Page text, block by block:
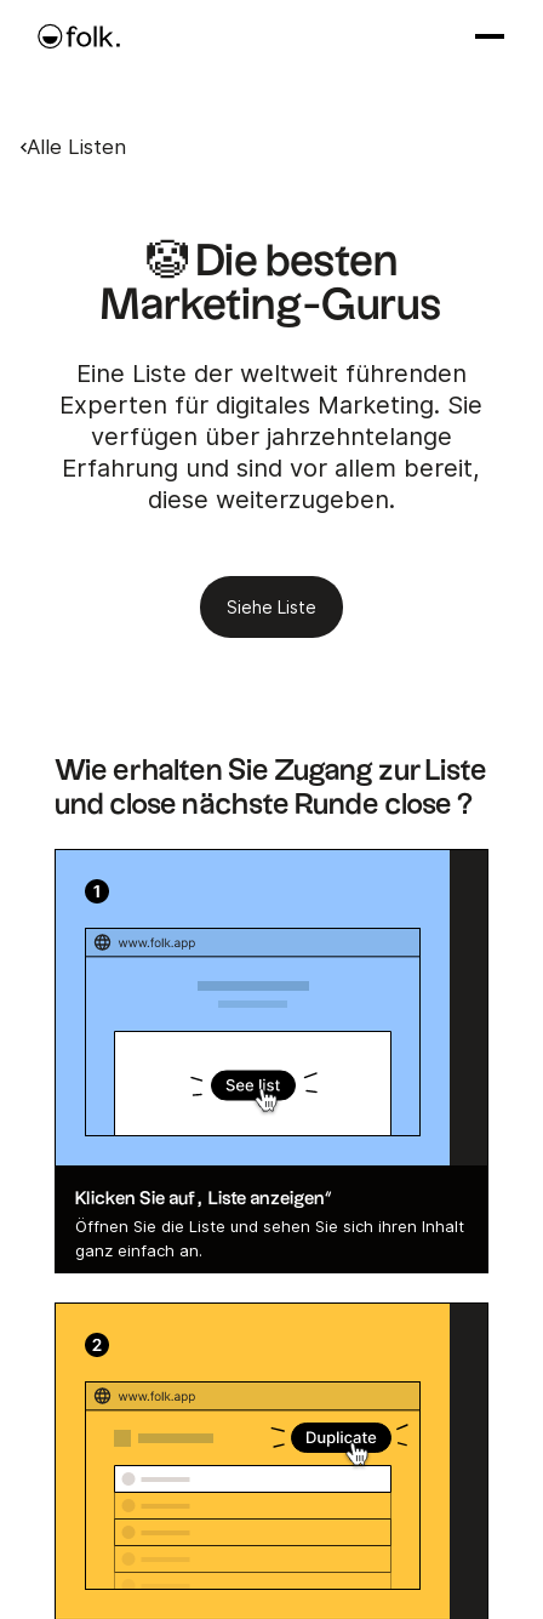
Alle Listen
🤡 Die besten
Marketing-Gurus
Eine Liste der weltweit führenden
Experten für digitales Marketing. Sie
verfügen über jahrzehntelange
Erfahrung und sind vor allem bereit,
diese weiterzugeben.
Siehe Liste
Wie erhalten Sie Zugang zur Liste
und close nächste Runde close ?
Klicken Sie auf „Liste anzeigen“
Öffnen Sie die Liste und sehen Sie sich ihren Inhalt
ganz einfach an.